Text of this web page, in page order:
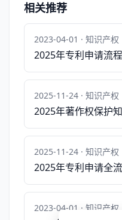
相关推荐
2023-04-01 · 知识产权
2025年专利申请流
2025-11-24 · 知识产权
2025年著作权保护
2025-11-24 · 知识产权
2025年专利申请全
2023-04-01 · 知识产权